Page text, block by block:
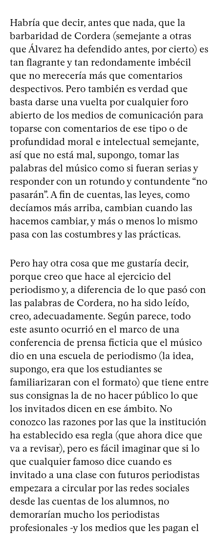
Habría que decir, antes que nada, que la
barbaridad de Cordera (semejante a otras
que Álvarez ha defendido antes, por cierto) es
tan flagrante y tan redondamente imbécil
que no merecería más que comentarios
despectivos. Pero también es verdad que
basta darse una vuelta por cualquier foro
abierto de los medios de comunicación para
toparse con comentarios de ese tipo o de
profundidad moral e intelectual semejante,
así que no está mal, supongo, tomar las
palabras del músico como si fueran serias y
responder con un rotundo y contundente “no
pasarán”. A fin de cuentas, las leyes, como
decíamos más arriba, cambian cuando las
hacemos cambiar, y más o menos lo mismo
pasa con las costumbres y las prácticas.
Pero hay otra cosa que me gustaría decir,
porque creo que hace al ejercicio del
periodismo y, a diferencia de lo que pasó con
las palabras de Cordera, no ha sido leído,
creo, adecuadamente. Según parece, todo
este asunto ocurrió en el marco de una
conferencia de prensa ficticia que el músico
dio en una escuela de periodismo (la idea,
supongo, era que los estudiantes se
familiarizaran con el formato) que tiene entre
sus consignas la de no hacer público lo que
los invitados dicen en ese ámbito. No
conozco las razones por las que la institución
ha establecido esa regla (que ahora dice que
va a revisar), pero es fácil imaginar que si lo
que cualquier famoso dice cuando es
invitado a una clase con futuros periodistas
empezara a circular por las redes sociales
desde las cuentas de los alumnos, no
demorarían mucho los periodistas
profesionales -y los medios que les pagan el